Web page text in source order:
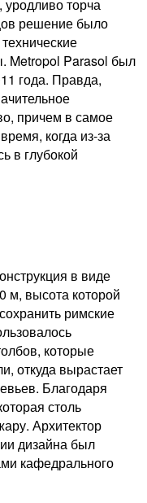
уродливо торча
решение было
Metropol Parasol был
года. Правда,
причем в самое
когда из-за
в глубокой
в виде
м, высота которой
римские
которые
откуда вырастает
Благодаря
столь
Архитектор
дизайна был
кафедрального